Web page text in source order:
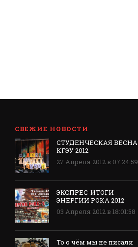
СВЕЖИЕ НОВОСТИ
СТУДЕНЧЕСКАЯ ВЕСНА
КГЭУ 2012
27 Апреля 2012 в 07:24:59
ЭКСПРЕС-ИТОГИ
ЭНЕРГИИ РОКА 2012
03 Апреля 2012 в 18:01:58
То о чём мы не писали